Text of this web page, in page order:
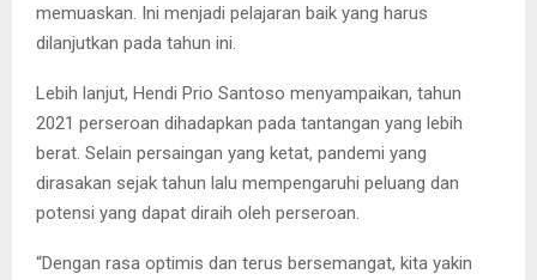
memuaskan. Ini menjadi pelajaran baik yang harus
dilanjutkan pada tahun ini.
Lebih lanjut, Hendi Prio Santoso menyampaikan, tahun
2021 perseroan dihadapkan pada tantangan yang lebih
berat. Selain persaingan yang ketat, pandemi yang
dirasakan sejak tahun lalu mempengaruhi peluang dan
potensi yang dapat diraih oleh perseroan.
“Dengan rasa optimis dan terus bersemangat, kita yakin